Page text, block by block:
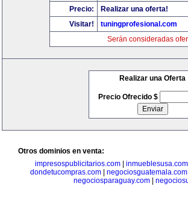
Precio:
Realizar una oferta!
Visitar!
tuningprofesional.com
Serán consideradas
Realizar una Oferta
Precio Ofrecido $
Otros dominios en venta:
impresospublicitarios.com
inmueblesusa.com
dondetucompras.com| negociosguatemala.com
negociosparaguay.com